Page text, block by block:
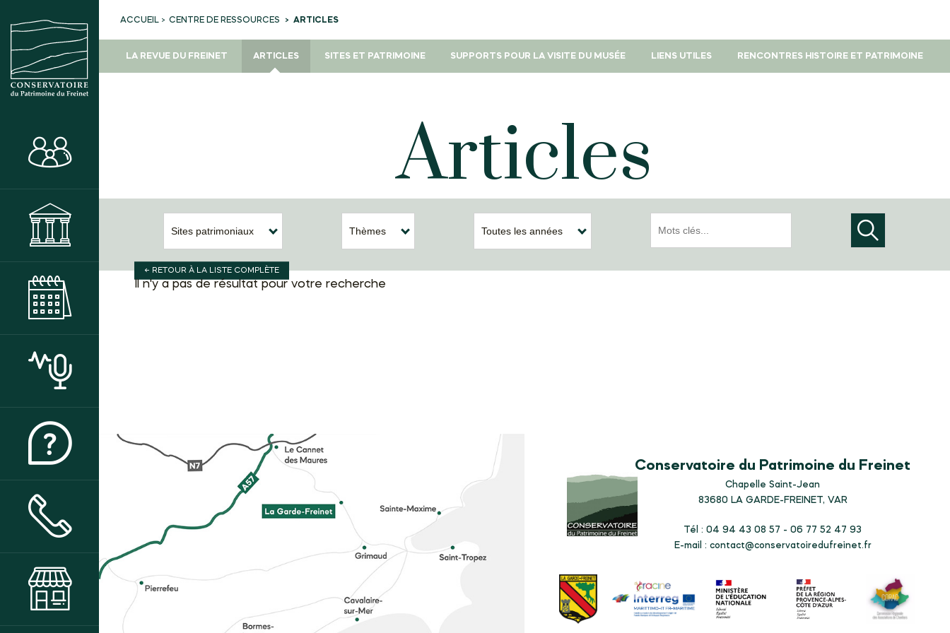
QUI SOMMES-NOUS ?
BOUTIQUE
ACCUEIL CENTRE DE RESSOURCES ARTICLES
LA REVUE DU FREINET ARTICLES SITES ET PATRIMOINE SUPPORTS POUR LA VISITE DU MUSÉE LIENS UTILES RENCONTRES HISTOIRE ET PATRIMOINE
Articles
Sites patrimoniaux Thèmes Toutes les années
← RETOUR À LA LISTE COMPLÈTE
Il n'y a pas de résultat pour votre recherche
Conservatoire du Patrimoine du Freinet
Chapelle Saint-Jean
83680 LA GARDE-FREINET, VAR
Tél : 04 94 43 08 57 - 06 77 52 47 93
E-mail : contact@conservatoiredufreinet.fr